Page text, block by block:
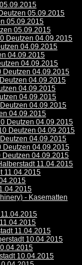
05.09.2015
05.09.2015
05.09.2015
Deutzen 04.09.2015
04.09.2015
04.09.2015
04.09.2015
Deutzen 04.09.2015
04.09.2015
04.09.2015
04.09.2015
04.09.2015
04.09.2015
Deutzen 04.09.2015
Deutzen 04.09.2015
04.09.2015
Deutzen 04.09.2015
Deutzen 04.09.2015
11.04.2015
11.04.2015
- Kasematten
11.04.2015
10.04.2015
10.04.2015